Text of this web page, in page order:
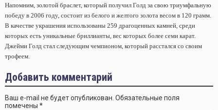
Напомним, золотой браслет, который получил Голд за свою триумфальную
победу в 2006 году, состоит из белого и желтого золота весом в 120 грамм.
В качестве украшения использованы 259 драгоценных камней, среди
которых есть уникальные бриллианты, вес которых более семи карат.
Джейми Голд стал следующим чемпионом, который расстался со своим
трофеем.
Добавить комментарий
Ваш e-mail не будет опубликован. Обязательные поля
помечены *